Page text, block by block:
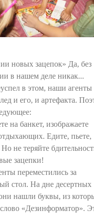
новых зацепок» Да, без
в нашем деле никак...
в этом, наши агенты
и его, и артефакта.
на банкет, изображаете
Едите, пьете,
не теряйте
зацепки!
переместились за
стол. На дне десертных
нашли буквы, из
«Дезинформатор».